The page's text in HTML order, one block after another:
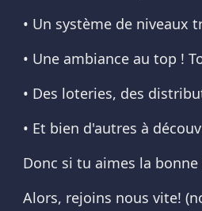
• Un système de niveaux
• Une ambiance au top !
• Des loteries, des
• Et bien d'autres à
Donc si tu aimes la
Alors, rejoins nous vite!